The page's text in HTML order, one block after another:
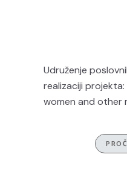
Udruženje
realizaciji
women and other